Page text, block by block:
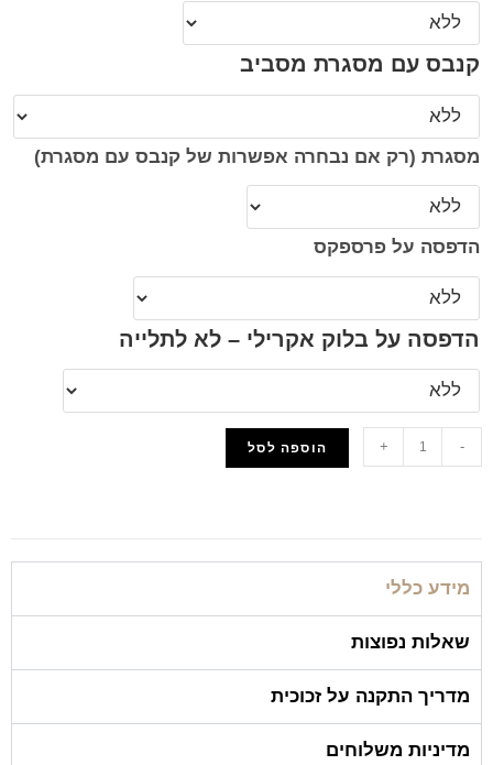
קנבס עם מסגרת מסביב
מסגרת (רק אם נבחרה אפשרות של קנבס עם מסגרת)
הדפסה על פרספקס
הדפסה על בלוק אקרילי – לא לתלייה
-
+ הוספה לסל
מידע כללי
שאלות נפוצות
מדריך התקנה על זכוכית
מדיניות משלוחים